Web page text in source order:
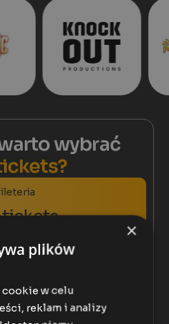
wybrać
Evotickets
bezpośrednio do Ciebie
danych uczestników
×
plików
w celu
reklam i analizy